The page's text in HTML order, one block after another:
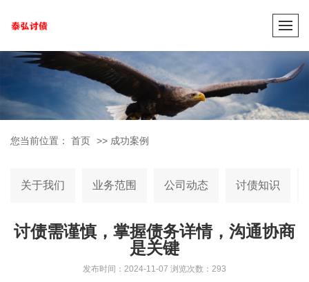
您当前位置： 首页 >> 成功案例
关于我们 业务范围 公司动态 讨债知识
讨债需谨慎，掌握债务详情，沟通协商
是关键
发布时间：2024-11-07 浏览次数：293